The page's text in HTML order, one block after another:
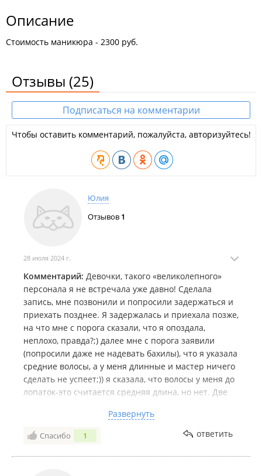
Описание
Стоимость маникюра - 2300 руб.
Отзывы (25)
Подписаться на комментарии
Чтобы оставить комментарий, пожалуйста, авторизуйтесь!
Юлия
Отзывов 1
28 июля 2024 г.
Комментарий: Девочки, такого «великолепного»
персонала я не встречала уже давно! Сделала
запись, мне позвонили и попросили задержаться и
приехать позднее. Я задержалась и приехала позже,
на что мне с порога сказали, что я опоздала,
неплохо, правда?;) далее мне с порога заявили
(попросили даже не надевать бахилы), что я указала
средние волосы, а у меня длинные и мастер ничего
сделать не успеет;)) я сказала, что волосы у меня до
лопаток-это считается средняя длина, но нет. Две
что угодно, чтобы не обслуживать клиента)))
девочки, я в диком шоке:) впечатлений-масса;))
чтобы так прям с порога гнали в шею нового
клиента -такого не видела давно) кто вдруг захочет
Развернуть
Спасибо 1 ответить